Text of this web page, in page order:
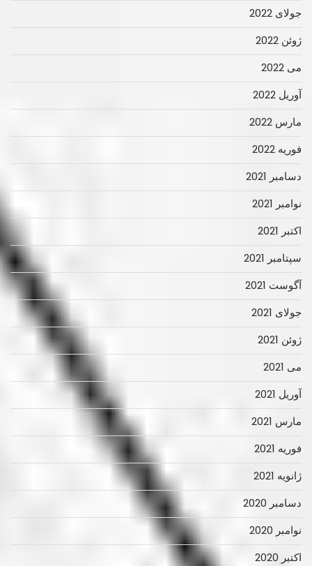
جولای 2022
ژوئن 2022
می 2022
آوریل 2022
مارس 2022
فوریه 2022
دسامبر 2021
نوامبر 2021
اکتبر 2021
سپتامبر 2021
آگوست 2021
جولای 2021
ژوئن 2021
می 2021
آوریل 2021
مارس 2021
فوریه 2021
ژانویه 2021
دسامبر 2020
نوامبر 2020
اکتبر 2020